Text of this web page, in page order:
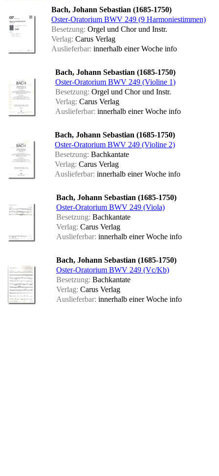
Bach, Johann Sebastian (1685-1750)
Oster-Oratorium BWV 249 (9 Harmoniestimmen)
Besetzung: Orgel und Chor und Instr.
Verlag: Carus Verlag
Auslieferbar: innerhalb einer Woche info
Bach, Johann Sebastian (1685-1750)
Oster-Oratorium BWV 249 (Violine 1)
Besetzung: Orgel und Chor und Instr.
Verlag: Carus Verlag
Auslieferbar: innerhalb einer Woche info
Bach, Johann Sebastian (1685-1750)
Oster-Oratorium BWV 249 (Violine 2)
Besetzung: Bachkantate
Verlag: Carus Verlag
Auslieferbar: innerhalb einer Woche info
Bach, Johann Sebastian (1685-1750)
Oster-Oratorium BWV 249 (Viola)
Besetzung: Bachkantate
Verlag: Carus Verlag
Auslieferbar: innerhalb einer Woche info
Bach, Johann Sebastian (1685-1750)
Oster-Oratorium BWV 249 (Vc/Kb)
Besetzung: Bachkantate
Verlag: Carus Verlag
Auslieferbar: innerhalb einer Woche info